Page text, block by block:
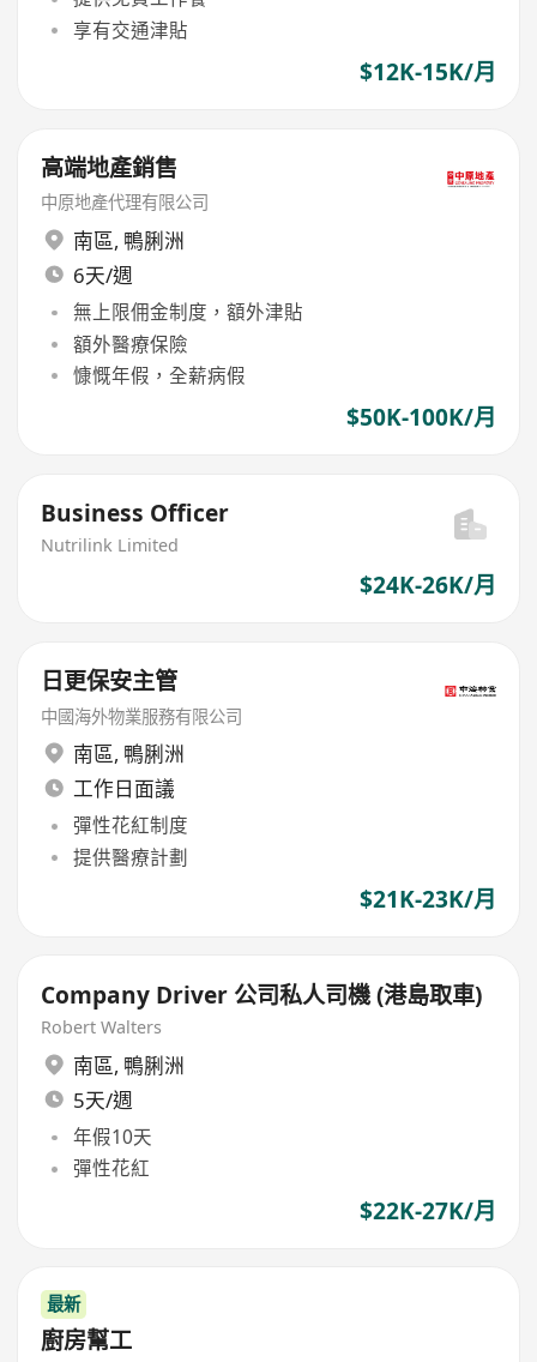
享有交通津貼
$12K-15K/月
高端地產銷售
中原地產代理有限公司
南區, 鴨脷洲
6天/週
無上限佣金制度，額外津貼
額外醫療保險
慷慨年假，全薪病假
$50K-100K/月
Business Officer
Nutrilink Limited
$24K-26K/月
日更保安主管
中國海外物業服務有限公司
南區, 鴨脷洲
工作日面議
彈性花紅制度
提供醫療計劃
$21K-23K/月
Company Driver 公司私人司機 (港島取車)
Robert Walters
南區, 鴨脷洲
5天/週
年假10天
彈性花紅
$22K-27K/月
最新
廚房幫工